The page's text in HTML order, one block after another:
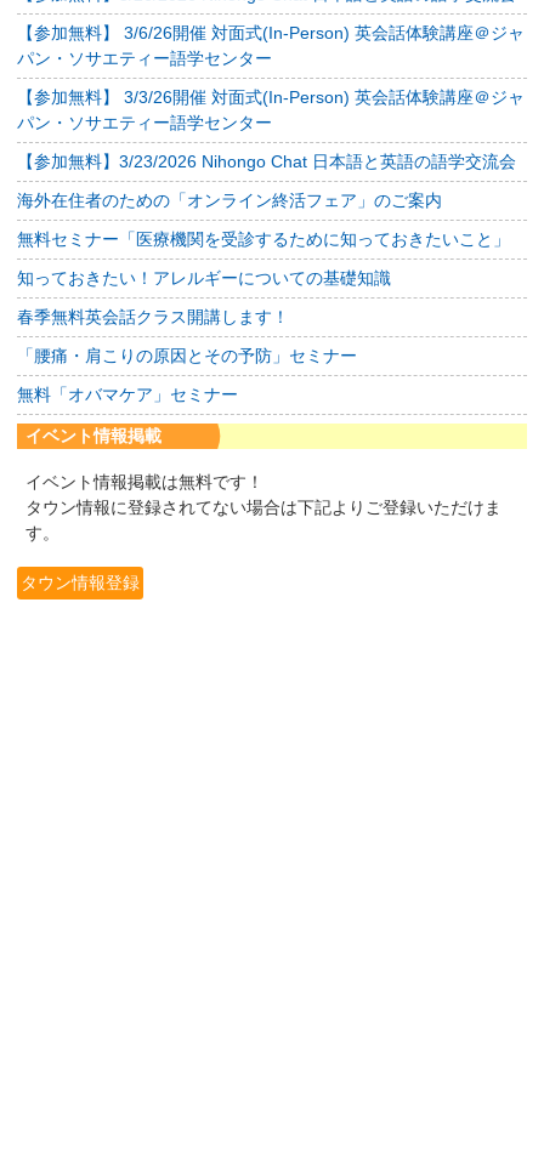
【参加無料】 3/6/26開催 対面式(In-Person) 英会話体験講座＠ジャ
パン・ソサエティー語学センター
【参加無料】 3/3/26開催 対面式(In-Person) 英会話体験講座＠ジャ
パン・ソサエティー語学センター
【参加無料】3/23/2026 Nihongo Chat 日本語と英語の語学交流会
海外在住者のための「オンライン終活フェア」のご案内
無料セミナー「医療機関を受診するために知っておきたいこと」
知っておきたい！アレルギーについての基礎知識
春季無料英会話クラス開講します！
「腰痛・肩こりの原因とその予防」セミナー
無料「オバマケア」セミナー
イベント情報掲載
イベント情報掲載は無料です！
タウン情報に登録されてない場合は下記よりご登録いただけま
す。
タウン情報登録